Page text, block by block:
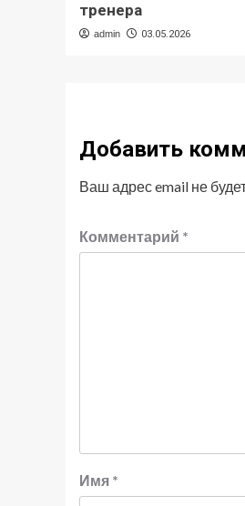
тренера
admin 03.05.2026
Добавить
Ваш адрес email не
Комментарий *
Имя *